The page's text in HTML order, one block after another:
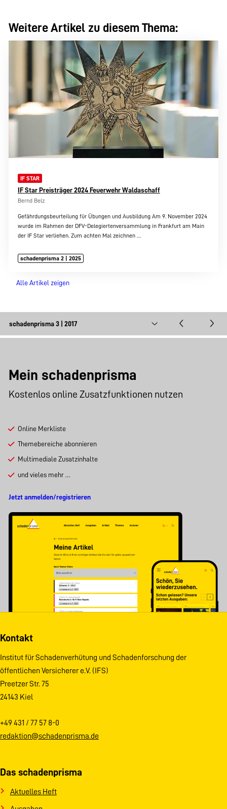
Weitere Artikel zu diesem Thema:
IF STAR
IF Star Preisträger 2024 Feuerwehr Waldaschaff
Bernd Belz
Gefährdungsbeurteilung für Übungen und Ausbildung Am 9. November 2024
wurde im Rahmen der DFV-Delegiertenversammlung in Frankfurt am Main
der IF Star verliehen. Zum achten Mal zeichnen
schadenprisma 2 | 2025
Alle Artikel zeigen
Mein schadenprisma
Kostenlos online Zusatzfunktionen nutzen
Online Merkliste
Themebereiche abonnieren
Multimediale Zusatzinhalte
und vieles mehr …
Jetzt anmelden/registrieren
Kontakt
Institut für Schadenverhütung und Schadenforschung der
öffentlichen Versicherer e.V. (IFS)
Preetzer Str. 75
24143 Kiel
+49 431 / 77 57 8-0
redaktion@schadenprisma.de
Das schadenprisma
Aktuelles Heft